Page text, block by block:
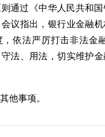
过《中华人民共和国
议指出，银行业金融
依法严厉打击非法金
法、用法，切实维护
事项。